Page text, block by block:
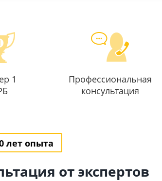
1
Профессиональная
консультация
лет опыта
от экспертов